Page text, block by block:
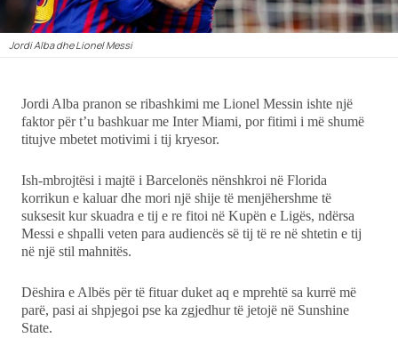
Udhëtime
Jordi Alba dhe Lionel Messi
Jordi Alba pranon se ribashkimi me Lionel Messin ishte një
faktor për t’u bashkuar me Inter Miami, por fitimi i më shumë
titujve mbetet motivimi i tij kryesor.
Ish-mbrojtësi i majtë i Barcelonës nënshkroi në Florida
korrikun e kaluar dhe mori një shije të menjëhershme të
suksesit kur skuadra e tij e re fitoi në Kupën e Ligës, ndërsa
Messi e shpalli veten para audiencës së tij të re në shtetin e tij
në një stil mahnitës.
Dëshira e Albës për të fituar duket aq e mprehtë sa kurrë më
parë, pasi ai shpjegoi pse ka zgjedhur të jetojë në Sunshine
State.